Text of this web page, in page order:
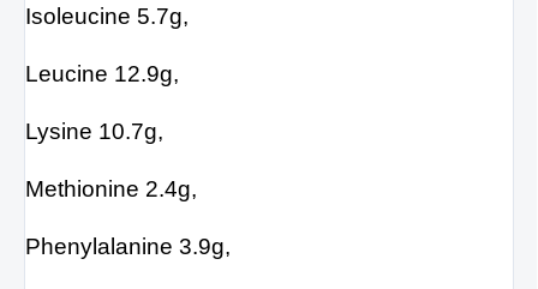
Isoleucine 5.7g,
Leucine 12.9g,
Lysine 10.7g,
Methionine 2.4g,
Phenylalanine 3.9g,